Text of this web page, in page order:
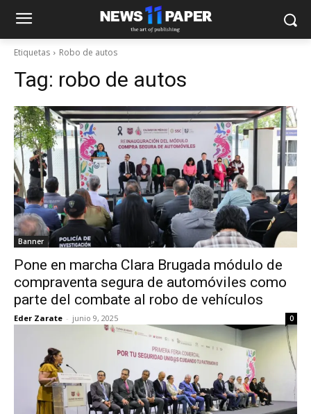
Etiquetas Robo de autos
Tag: robo de autos
Banner
Pone en marcha Clara Brugada módulo de
compraventa segura de automóviles como
parte del combate al robo de vehículos
Eder Zarate - junio 9, 2025 0